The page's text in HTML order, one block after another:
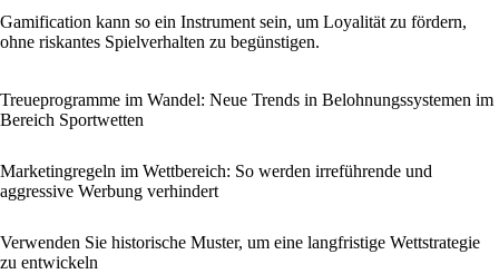
Gamification kann so ein Instrument sein, um Loyalität zu fördern,
ohne riskantes Spielverhalten zu begünstigen.
Treueprogramme im Wandel: Neue Trends in Belohnungssystemen im
Bereich Sportwetten
Marketingregeln im Wettbereich: So werden irreführende und
aggressive Werbung verhindert
Verwenden Sie historische Muster, um eine langfristige Wettstrategie
zu entwickeln